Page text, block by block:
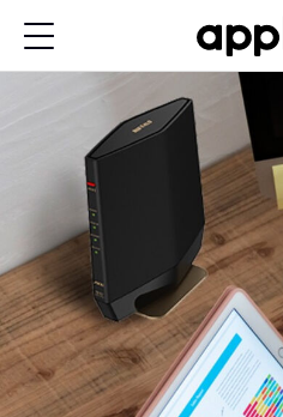
ツ
に
移
動